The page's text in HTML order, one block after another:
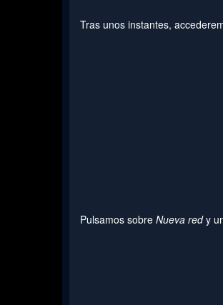
Tras unos instantes,
Pulsamos sobre Nueva redy